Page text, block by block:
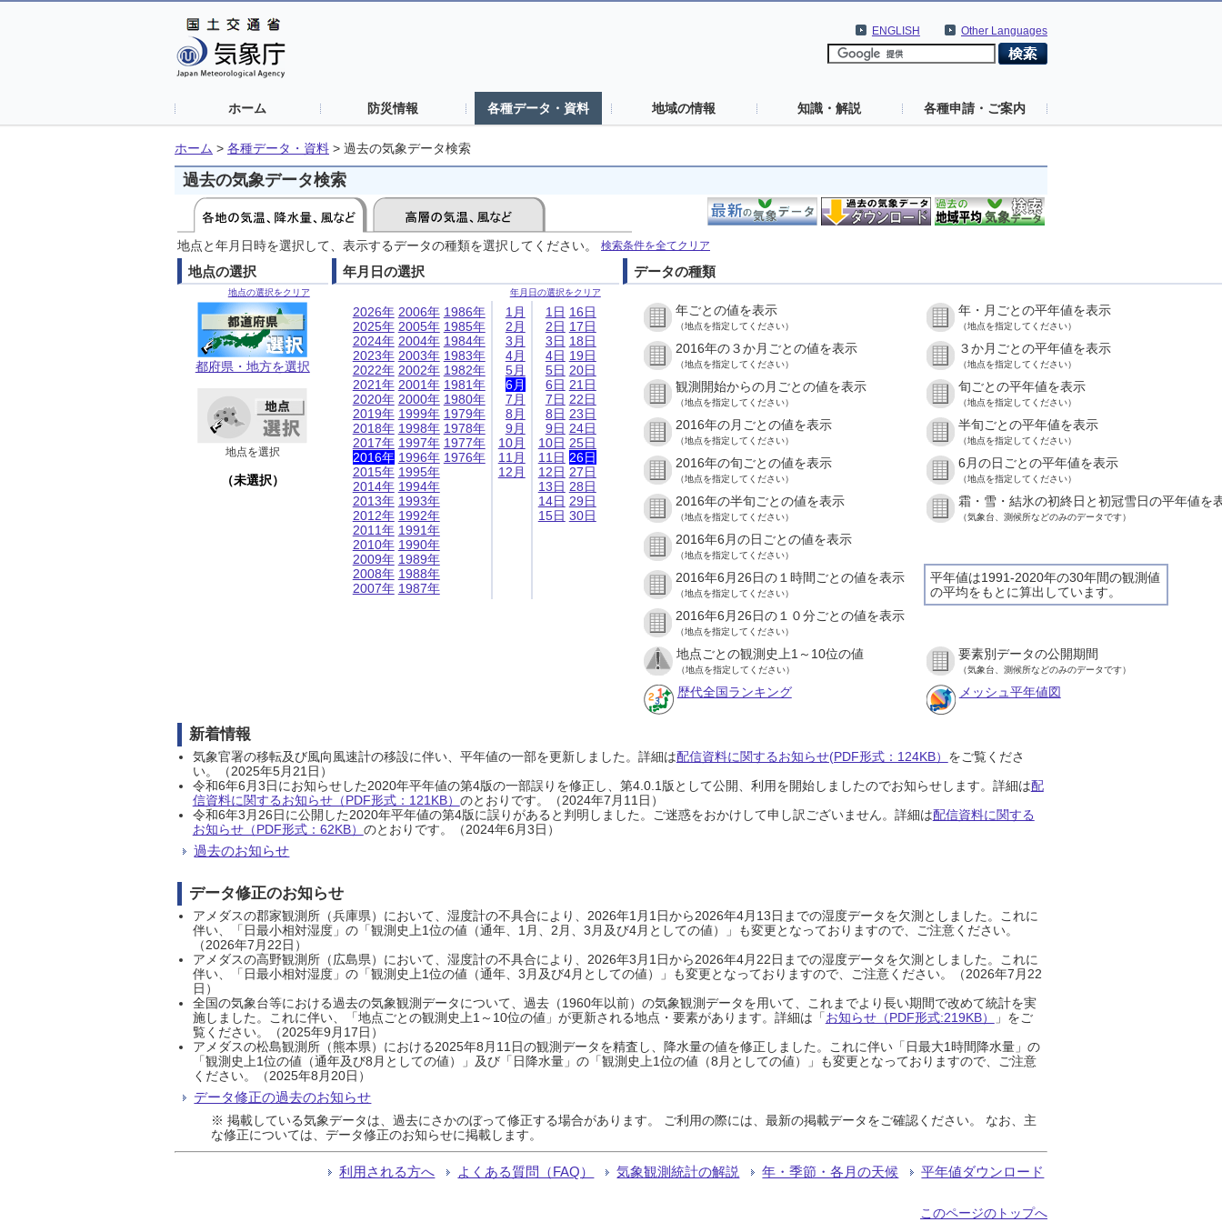
Other Languages
ENGLISH
ホーム 防災情報 各種データ・資料 地域の情報 知識・解説 各種申請・ご案内
ホーム > 各種データ・資料 > 過去の気象データ検索
過去の気象データ検索
地点と年月日時を選択して、表示するデータの種類を選択してください。 検索条件を全てクリア
地点の選択
地点の選択をクリア
都府県・地方を選択
地点を選択
（未選択）
年月日の選択
年月日の選択をクリア
2026年
2025年
2024年
2023年
2022年
2021年
2020年
2019年
2018年
2017年
2016年
2015年
2014年
2013年
2012年
2011年
2010年
2009年
2008年
2007年
2006年
2005年
2004年
2003年
2002年
2001年
2000年
1999年
1998年
1997年
1996年
1995年
1994年
1993年
1992年
1991年
1990年
1989年
1988年
1987年
1986年
1985年
1984年
1983年
1982年
1981年
1980年
1979年
1978年
1977年
1976年
1月
2月
3月
4月
5月
6月
7月
8月
9月
10月
11月
12月
1日
2日
3日
4日
5日
6日
7日
8日
9日
10日
11日
12日
13日
14日
15日
16日
17日
18日
19日
20日
21日
22日
23日
24日
25日
26日
27日
28日
29日
30日
データの種類
年ごとの値を表示
（地点を指定してください）
年・月ごとの平年値を表示
（地点を指定してください）
2016年の３か月ごとの値を表示
（地点を指定してください）
３か月ごとの平年値を表示
（地点を指定してください）
観測開始からの月ごとの値を表示
（地点を指定してください）
旬ごとの平年値を表示
（地点を指定してください）
2016年の月ごとの値を表示
（地点を指定してください）
半旬ごとの平年値を表示
（地点を指定してください）
2016年の旬ごとの値を表示
（地点を指定してください）
6月の日ごとの平年値を表示
（地点を指定してください）
2016年の半旬ごとの値を表示
（地点を指定してください）
霜・雪・結氷の初終日と初冠雪日の平年値を
（気象台、測候所などのみのデータです）
2016年6月の日ごとの値を表示
（地点を指定してください）
平年値は1991-2020年の30年間の観測値
の平均をもとに算出しています。
2016年6月26日の１時間ごとの値を表示
（地点を指定してください）
2016年6月26日の１０分ごとの値を表示
（地点を指定してください）
地点ごとの観測史上1～10位の値
（地点を指定してください）
要素別データの公開期間
（気象台、測候所などのみのデータです）
歴代全国ランキング メッシュ平年値図
新着情報
気象官署の移転及び風向風速計の移設に伴い、平年値の一部を更新しました。詳細は配信資料に関するお知らせ(PDF形式：124KB） をご覧くださ
い。（2025年5月21日）
令和6年6月3日にお知らせした2020年平年値の第4版の一部誤りを修正し、第4.0.1版として公開、利用を開始しましたのでお知らせします。詳細は配
信資料に関するお知らせ（PDF形式：121KB） のとおりです。（2024年7月11日）
令和6年3月26日に公開した2020年平年値の第4版に誤りがあると判明しました。ご迷惑をおかけして申し訳ございません。詳細は配信資料に関する
お知らせ（PDF形式：62KB） のとおりです。（2024年6月3日）
過去のお知らせ
データ修正のお知らせ
アメダスの郡家観測所（兵庫県）において、湿度計の不具合により、2026年1月1日から2026年4月13日までの湿度データを欠測としました。これに
伴い、「日最小相対湿度」の「観測史上1位の値（通年、1月、2月、3月及び4月としての値）」も変更となっておりますので、ご注意ください。
（2026年7月22日）
アメダスの高野観測所（広島県）において、湿度計の不具合により、2026年3月1日から2026年4月22日までの湿度データを欠測としました。これに
伴い、「日最小相対湿度」の「観測史上1位の値（通年、3月及び4月としての値）」も変更となっておりますので、ご注意ください。（2026年7月22
日）
全国の気象台等における過去の気象観測データについて、過去（1960年以前）の気象観測データを用いて、これまでより長い期間で改めて統計を実
施しました。これに伴い、「地点ごとの観測史上1～10位の値」が更新される地点・要素があります。詳細は「お知らせ（PDF形式:219KB）
」をご
覧ください。（2025年9月17日）
アメダスの松島観測所（熊本県）における2025年8月11日の観測データを精査し、降水量の値を修正しました。これに伴い「日最大1時間降水量」の
「観測史上1位の値（通年及び8月としての値）」及び「日降水量」の「観測史上1位の値（8月としての値）」も変更となっておりますので、ご注意
ください。（2025年8月20日）
データ修正の過去のお知らせ
※ 掲載している気象データは、過去にさかのぼって修正する場合があります。 ご利用の際には、最新の掲載データをご確認ください。 なお、主
な修正については、データ修正のお知らせに掲載します。
利用される方へ よくある質問（FAQ） 気象観測統計の解説 年・季節・各月の天候 平年値ダウンロード
このページのトップへ